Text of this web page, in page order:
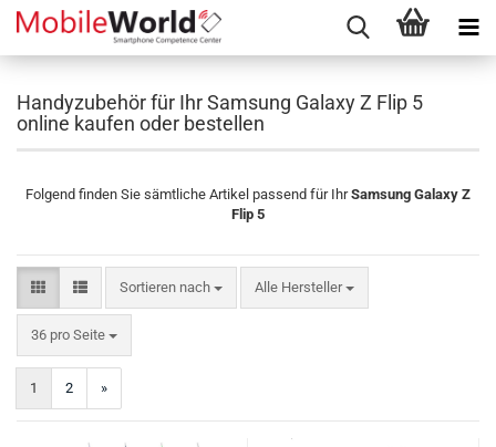
Handyzubehör für Ihr Samsung Galaxy Z Flip 5
online kaufen oder bestellen
Folgend finden Sie sämtliche Artikel passend für IhrSamsung Galaxy Z
Flip 5
Sortieren nach
Sortieren nach Alle Hersteller
36 pro Seite
pro Seite
1 2 »